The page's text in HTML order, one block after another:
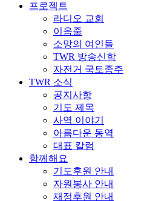
프로젝트
라디오 교회
이음줄
소망의 여인들
TWR 방송신학
자전거 국토종주
TWR 소식
공지사항
기도 제목
사역 이야기
아름다운 동역
대표 칼럼
함께해요
기도후원 안내
자원봉사 안내
재정후원 안내